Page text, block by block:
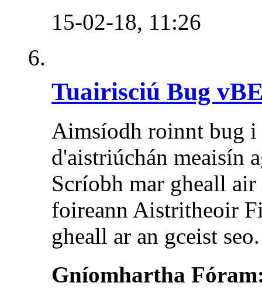
15-02-18, 11:26
Tuairisciú Bug
Aimsíodh roinnt bug i
d'aistriúchán meaisín
Scríobh mar gheall
foireann Aistritheoir
gheall ar an gceist seo.
Gníomhartha